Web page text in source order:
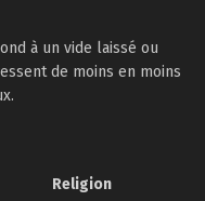
à un vide laissé ou
de moins en moins
Religion